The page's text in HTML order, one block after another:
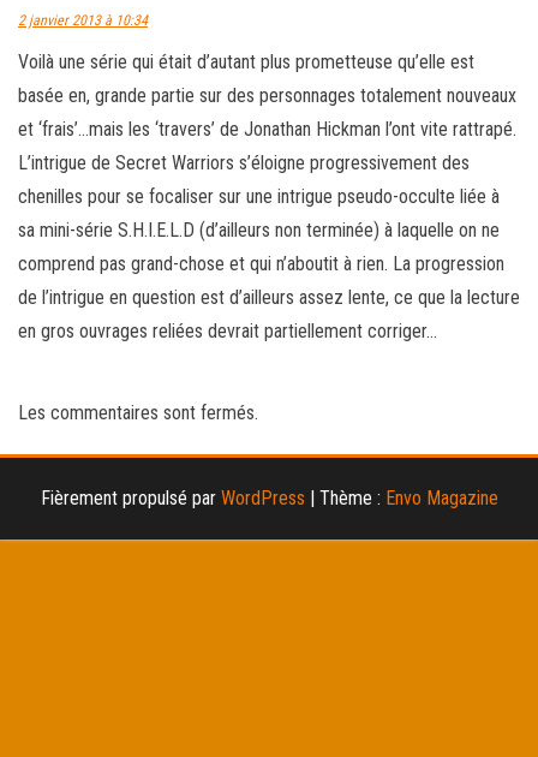
2 janvier 2013 à 10:34
Voilà une série qui était d’autant plus prometteuse qu’elle est
basée en, grande partie sur des personnages totalement nouveaux
et ‘frais’…mais les ‘travers’ de Jonathan Hickman l’ont vite rattrapé.
L’intrigue de Secret Warriors s’éloigne progressivement des
chenilles pour se focaliser sur une intrigue pseudo-occulte liée à
sa mini-série S.H.I.E.L.D (d’ailleurs non terminée) à laquelle on ne
comprend pas grand-chose et qui n’aboutit à rien. La progression
de l’intrigue en question est d’ailleurs assez lente, ce que la lecture
en gros ouvrages reliées devrait partiellement corriger…
Les commentaires sont fermés.
Fièrement propulsé par WordPress | Thème : Envo Magazine